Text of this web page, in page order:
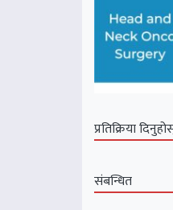
प्रतिक्रिया
संबन्धित